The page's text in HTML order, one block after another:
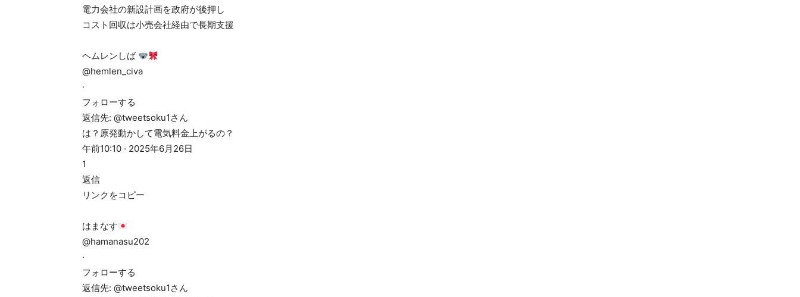
電力会社の新設計画を政府が後押し
コスト回収は小売会社経由で長期支援
ヘムレンしば
@hemlen_civa
·
フォローする
返信先: @tweetsoku1さん
は？原発動かして電気料金上がるの？
午前10:10 · 2025年6月26日
1
返信
リンクをコピー
はまなす
@hamanasu202
·
フォローする
返信先: @tweetsoku1さん